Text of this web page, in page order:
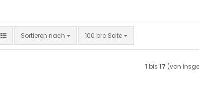
Sortieren nach
Sortieren nach 100 pro Seite
pro Seite
1 bis17 (von